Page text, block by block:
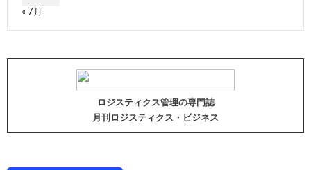
« 7月
ロジスティクス管理の専門誌
月刊ロジスティクス・ビジネス